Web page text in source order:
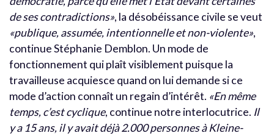
de ses contradictions», la désobéissance civile se veut
«publique, assumée, intentionnelle et non-violente»,
continue Stéphanie Demblon. Un mode de
fonctionnement qui plaît visiblement puisque la
travailleuse acquiesce quand on lui demande si ce
mode d’action connaît un regain d’intérêt. «En même
temps, c’est cyclique, continue notre interlocutrice. Il
y a 15 ans, il y avait déjà 2.000 personnes à Kleine-